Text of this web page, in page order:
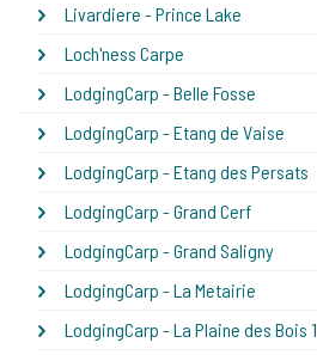
Livardiere - Prince Lake
Loch'ness Carpe
LodgingCarp - Belle Fosse
LodgingCarp - Etang de Vaise
LodgingCarp - Etang des Persats
LodgingCarp - Grand Cerf
LodgingCarp - Grand Saligny
LodgingCarp - La Metairie
LodgingCarp - La Plaine des Bois 1